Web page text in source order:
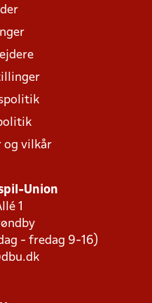
og vilkår
Union
1
- fredag 9-16)